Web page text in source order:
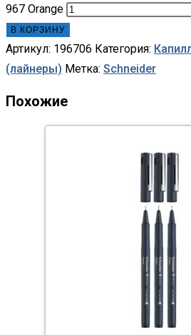
967 Orange
В КОРЗИНУ
Артикул: 196706 Категория:
(лайнеры) Метка: Schneider
Похожие